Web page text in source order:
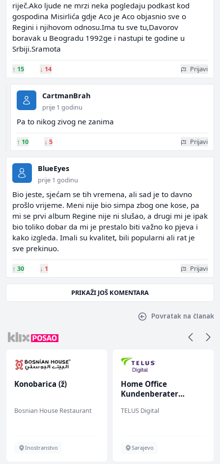
riječ.Ako ljude ne mrzi neka pogledaju podkast kod
gospodina Misirlića gdje Aco je Aco objasnio sve o
Regini i njihovom odnosu.Ima tu sve tu,Davorov
boravak u Beogradu 1992ge i nastupi te godine u
Srbiji.Sramota
↑ 15 ↓ 14 Prijavi
CartmanBrah
prije 1 godinu
Pa to nikog zivog ne zanima
↑ 10 ↓ 5 Prijavi
BlueEyes
prije 1 godinu
Bio jeste, sjećam se tih vremena, ali sad je to davno
prošlo vrijeme. Meni nije bio simpa zbog one kose, pa
mi se prvi album Regine nije ni slušao, a drugi mi je ipak
bio toliko dobar da mi je prestalo biti važno ko pjeva i
kako izgleda. Imali su kvalitet, bili popularni ali rat je
sve prekinuo.
↑ 30 ↓ 1 Prijavi
PRIKAŽI JOŠ KOMENTARA
Povratak na članak
Konobarica (ž)
Bosnian House Restaurant
Inostranstvo
Home Office
Kundenberater
renommiertes
TELUS Digital
Sarajevo